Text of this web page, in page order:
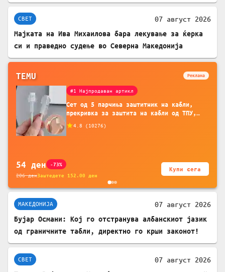
СВЕТ 07 август 2026
Мајката на Ива Михаилова бара лекување за ќерка
си и праведно судење во Северна Македонија
TEMU Реклама
#1 Најпродаван артикл
Сет од 5 парчиња заштитник на кабли,
прекривка за заштита на кабли од ТПУ,
батерија, за мобилни телефони, комплет
4.8 ( 10276)
54 ден -73%
206денЗаштедете 152.00 ден
Купи сега
МАКЕДОНИЈА 07 август 2026
Бујар Османи: Кој го отстранува албанскиот јазик
од граничните табли, директно го крши законот!
СВЕТ 07 август 2026